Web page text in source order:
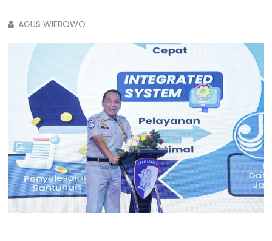
AGUS WIEBOWO